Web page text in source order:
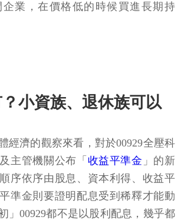
業，在價格低的時候買進長期持
小資族、退休族可以
經濟的觀察來看，對於00929全壓科
主管機關公布「 收益平準金 」的新
順序依序由股息、資本利得、收益平
準金則要證明配息受到稀釋才能動
」00929都不是以股利配息，幾乎都